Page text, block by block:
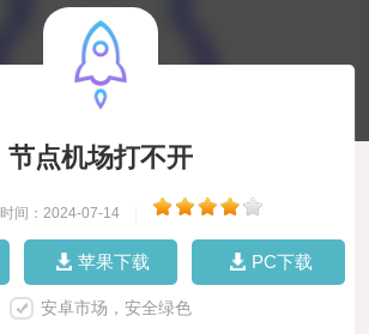
节点机场打不开
时间：2024-07-14
苹果下载 PC下载
安卓市场，安全绿色